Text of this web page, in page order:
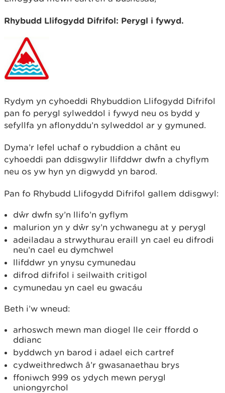
Rhybudd Llifogydd Difrifol: Perygl i fywyd.
Rydym yn cyhoeddi Rhybuddion Llifogydd Difrifol
pan fo perygl sylweddol i fywyd neu os bydd y
sefyllfa yn aflonyddu’n sylweddol ar y gymuned.
Dyma’r lefel uchaf o rybuddion a chânt eu
cyhoeddi pan ddisgwylir llifddwr dwfn a chyflym
neu os yw hyn yn digwydd yn barod.
Pan fo Rhybudd Llifogydd Difrifol gallem ddisgwyl:
dŵr dwfn sy’n llifo’n gyflym
malurion yn y dŵr sy’n ychwanegu at y perygl
adeiladau a strwythurau eraill yn cael eu difrodi
neu’n cael eu dymchwel
llifddwr yn ynysu cymunedau
difrod difrifol i seilwaith critigol
cymunedau yn cael eu gwacáu
Beth i’w wneud:
arhoswch mewn man diogel lle ceir ffordd o
ddianc
byddwch yn barod i adael eich cartref
cydweithredwch â’r gwasanaethau brys
ffoniwch 999 os ydych mewn perygl
uniongyrchol